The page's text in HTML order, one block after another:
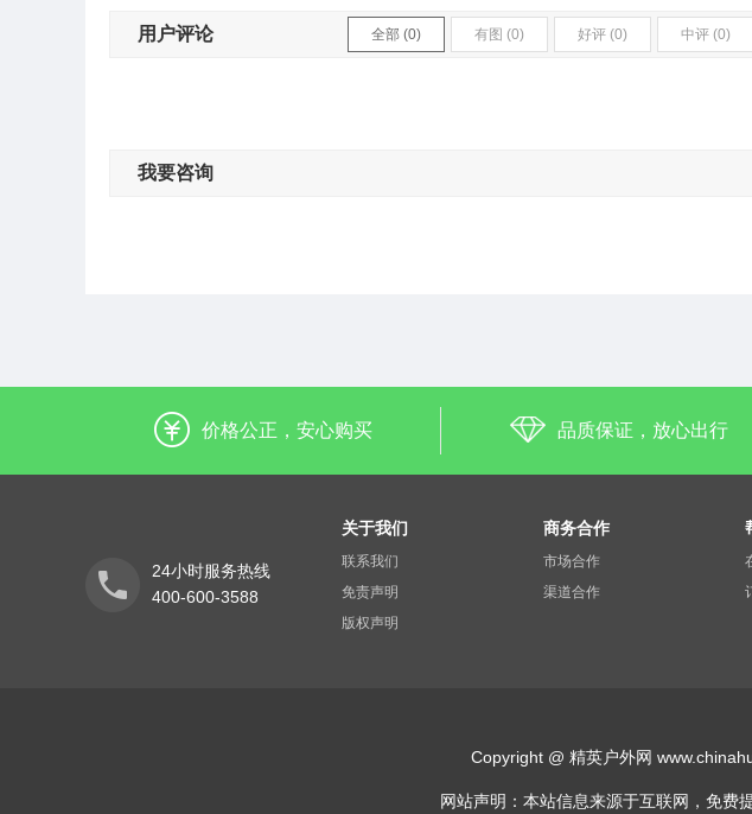
用户评论 全部 (0) 有图 (0) 好评 (0) 中评 (0)
我要咨询
价格公正，安心购买 品质保证，放心出行
24小时服务热线
400-600-3588
关于我们
联系我们
免责声明
版权声明
商务合作
市场合作
渠道合作
Copyright @ 精英户外网
网站声明： 本站信息来源于互联网，免费